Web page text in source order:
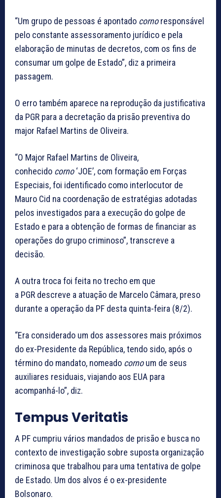
“Um grupo de pessoas é apontado cornoresponsável
pelo constante assessoramento jurídico e pela
elaboração de minutas de decretos, com os fins de
consumar um golpe de Estado”, diz a primeira
passagem.
O erro também aparece na reprodução da justificativa
da PGR para a decretação da prisão preventiva do
major Rafael Martins de Oliveira.
“O Major Rafael Martins de Oliveira,
conhecido corno‘JOE’, com formação em Forças
Especiais, foi identificado como interlocutor de
Mauro Cid na coordenação de estratégias adotadas
pelos investigados para a execução do golpe de
Estado e para a obtenção de formas de financiar as
operações do grupo criminoso”, transcreve a
decisão.
A outra troca foi feita no trecho em que
a PGR descreve a atuação de Marcelo Câmara, preso
durante a operação da PF desta quinta-feira (8/2).
“Era considerado um dos assessores mais próximos
do ex-Presidente da República, tendo sido, após o
término do mandato, nomeado cornoum de seus
auxiliares residuais, viajando aos EUA para
acompanhá-lo”, diz.
Tempus Veritatis
A PF cumpriu vários mandados de prisão e busca no
contexto de investigação sobre suposta organização
criminosa que trabalhou para uma tentativa de golpe
de Estado. Um dos alvos é o ex-presidente
Bolsonaro.